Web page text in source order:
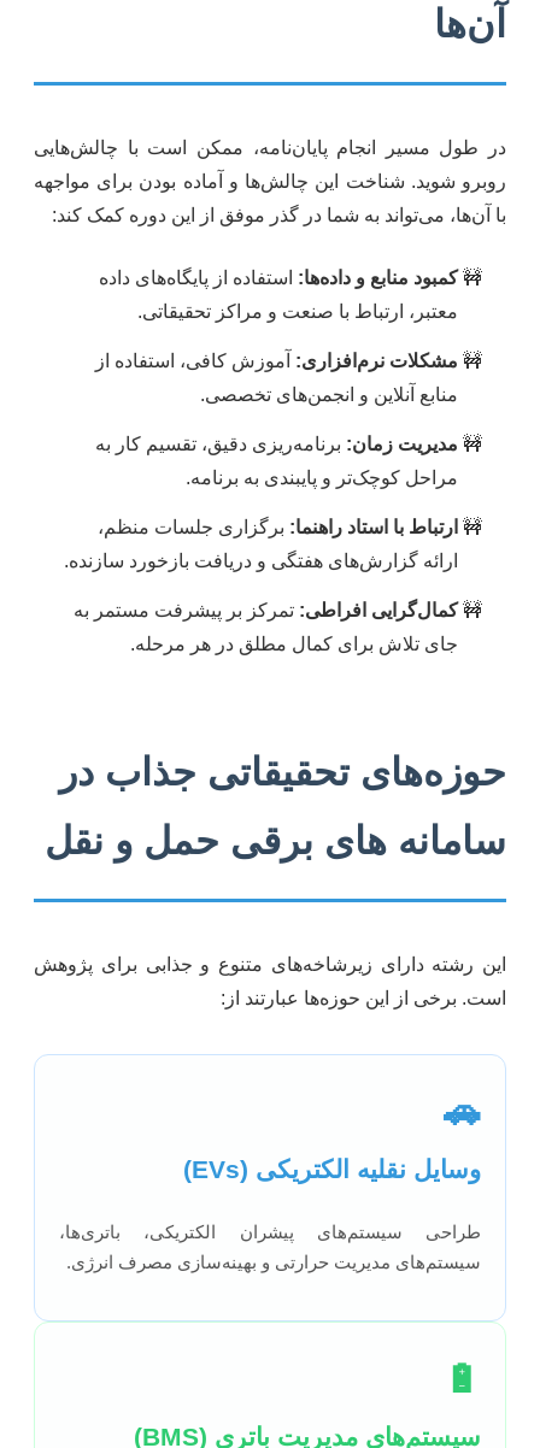
آن‌ها
در طول مسیر انجام پایان‌نامه، ممکن است با چالش‌هایی
روبرو شوید. شناخت این چالش‌ها و آماده بودن برای مواجهه
با آن‌ها، می‌تواند به شما در گذر موفق از این دوره کمک کند:
کمبود منابع و داده‌ها:استفاده از پایگاه‌های داده
معتبر، ارتباط با صنعت و مراکز تحقیقاتی.
مشکلات نرم‌افزاری: آموزش کافی، استفاده از
منابع آنلاین و انجمن‌های تخصصی.
مدیریت زمان:برنامه‌ریزی دقیق، تقسیم کار به
مراحل کوچک‌تر و پایبندی به برنامه.
ارتباط با استاد راهنما:برگزاری جلسات منظم،
ارائه گزارش‌های هفتگی و دریافت بازخورد سازنده.
کمال‌گرایی افراطی:تمرکز بر پیشرفت مستمر به
جای تلاش برای کمال مطلق در هر مرحله.
حوزه‌های تحقیقاتی جذاب در
سامانه های برقی حمل و نقل
این رشته دارای زیرشاخه‌های متنوع و جذابی برای پژوهش
است. برخی از این حوزه‌ها عبارتند از:
🚗
وسایل نقلیه الکتریکی (EVs)
طراحی سیستم‌های پیشران الکتریکی، باتری‌ها،
سیستم‌های مدیریت حرارتی و بهینه‌سازی مصرف انرژی.
🔋
سیستم‌های مدیریت باتری (BMS)